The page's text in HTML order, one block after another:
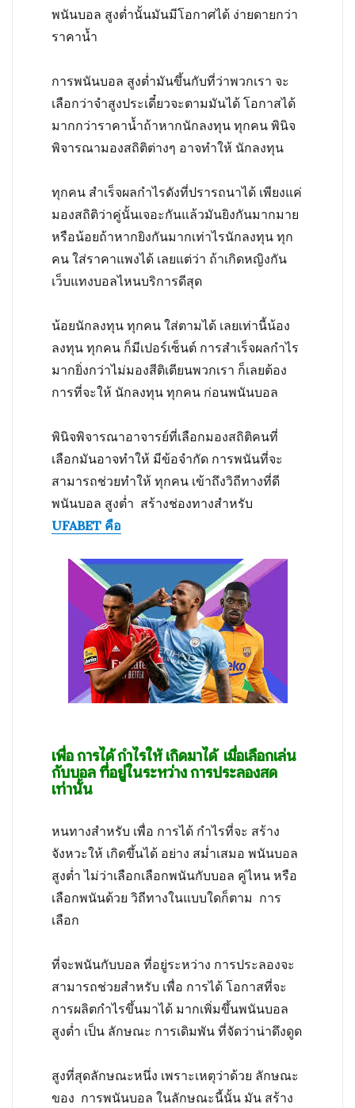
พนันบอล สูงต่ำนั้นมันมีโอกาศได้ ง่ายดายกว่า
ราคาน้ำ
การพนันบอล สูงต่ำมันขึ้นกับที่ว่าพวกเรา จะ
เลือกว่าจำสูงประเดี๋ยวจะตามมันได้ โอกาสได้
มากกว่าราคาน้ำถ้าหากนักลงทุน ทุกคน พินิจ
พิจารณามองสถิติต่างๆ อาจทำให้ นักลงทุน
ทุกคน สำเร็จผลกำไรดังที่ปรารถนาได้ เพียงแค่
มองสถิติว่าคู่นั้นเจอะกันแล้วมันยิงกันมากมาย
หรือน้อยถ้าหากยิงกันมากเท่าไรนักลงทุน ทุก
คน ใส่ราคาแพงได้ เลยแต่ว่า ถ้าเกิดหญิงกัน
เว็บแทงบอลไหนบริการดีสุด
น้อยนักลงทุน ทุกคน ใส่ตามได้ เลยเท่านี้น้อง
ลงทุน ทุกคน ก็มีเปอร์เซ็นต์ การสำเร็จผลกำไร
มากยิ่งกว่าไม่มองสีติเตียนพวกเรา ก็เลยต้อง
การที่จะให้ นักลงทุน ทุกคน ก่อนพนันบอล
พินิจพิจารณาอาจารย์ที่เลือกมองสถิติคนที่
เลือกมันอาจทำให้ มีข้อจำกัด การพนันที่จะ
สามารถช่วยทำให้ ทุกคน เข้าถึงวิถีทางที่ดี
พนันบอล สูงต่ำ สร้างช่องทางสำหรับ
UFABET คือ
เพื่อ การได้ กำไรให้ เกิดมาได้ เมื่อเลือกเล่น
กับบอล ที่อยู่ในระหว่าง การประลองสด
เท่านั้น
หนทางสำหรับ เพื่อ การได้ กำไรที่จะ สร้าง
จังหวะให้ เกิดขึ้นได้ อย่าง สม่ำเสมอ พนันบอล
สูงต่ำ ไม่ว่าเลือกเลือกพนันกับบอล คู่ไหน หรือ
เลือกพนันด้วย วิถีทางในแบบใดก็ตาม การ
เลือก
ที่จะพนันกับบอล ที่อยู่ระหว่าง การประลองจะ
สามารถช่วยสำหรับ เพื่อ การได้ โอกาสที่จะ
การผลิตกำไรขึ้นมาได้ มากเพิ่มขึ้นพนันบอล
สูงต่ำ เป็น ลักษณะ การเดิมพัน ที่จัดว่าน่าดึงดูด
สูงที่สุดลักษณะหนึ่ง เพราะเหตุว่าด้วย ลักษณะ
ของ การพนันบอล ในลักษณะนี้นั้น มัน สร้าง